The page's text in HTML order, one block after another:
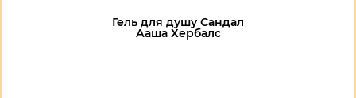
Гель для душу Сандал
Ааша Хербалс